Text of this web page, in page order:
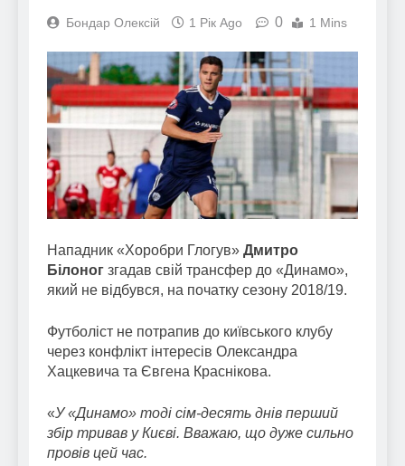
Бондар Олексій 1 Рік Ago 0 1 Mins
Нападник «Хоробри Глогув» Дмитро
Білоног згадав свій трансфер до «Динамо»,
який не відбувся, на початку сезону 2018/19.
Футболіст не потрапив до київського клубу
через конфлікт інтересів Олександра
Хацкевича та Євгена Краснікова.
«У «Динамо» тоді сім-десять днів перший
збір тривав у Києві. Вважаю, що дуже сильно
провів цей час.